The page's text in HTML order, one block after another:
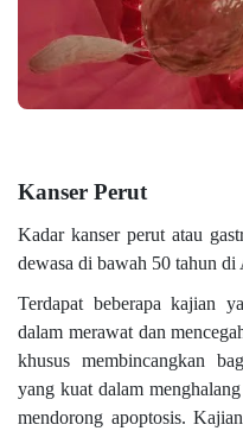
Kanser Perut
Kadar kanser perut atau
dewasa di bawah 50 tahun
Terdapat beberapa kajian
dalam merawat dan
khusus membincangkan
yang kuat dalam
mendorong apoptosis.